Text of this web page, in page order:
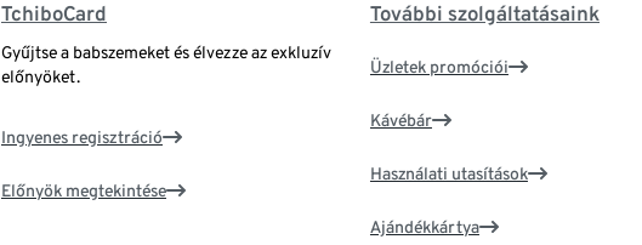
TchiboCard
Gyűjtse a babszemeket és élvezze az exkluzív
előnyöket.
Ingyenes regisztráció
Előnyök megtekintése
További szolgáltatásaink
Üzletek promóciói
Kávébár
Használati utasítások
Ajándékkártya